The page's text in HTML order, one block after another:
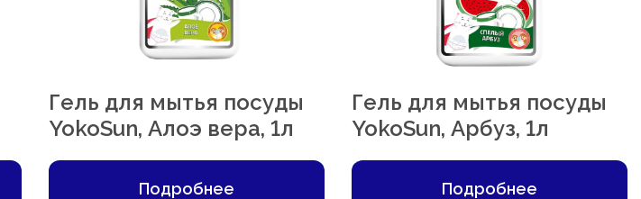
Гель для мытья посуды
YokoSun, Алоэ вера, 1л
Подробнее
Гель для мытья посуды
YokoSun, Арбуз, 1л
Подробнее